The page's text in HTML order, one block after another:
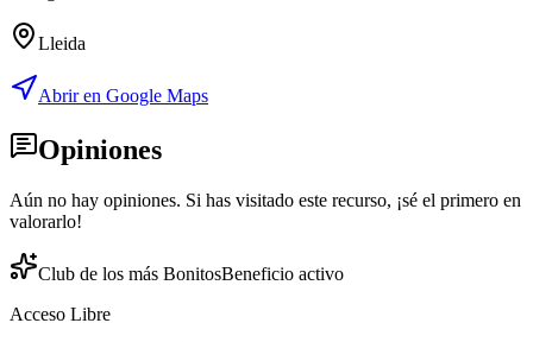
Lleida
Abrir en Google Maps
Opiniones
Aún no hay opiniones. Si has visitado este recurso, ¡sé el primero en
valorarlo!
Club de los más BonitosBeneficio activo
Acceso Libre